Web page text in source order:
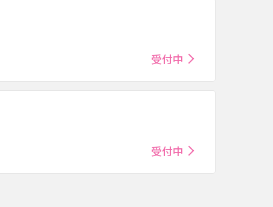
受付中
受付中